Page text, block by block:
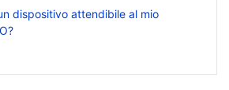
dispositivo attendibile al mio